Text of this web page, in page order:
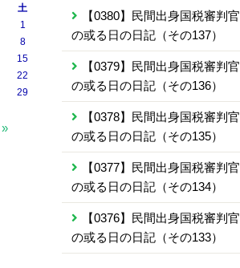
土
1
8
15
22
29
【0380】民間出身国税審判官
の或る日の日記（その137）
【0379】民間出身国税審判官
の或る日の日記（その136）
【0378】民間出身国税審判官
の或る日の日記（その135）
【0377】民間出身国税審判官
の或る日の日記（その134）
【0376】民間出身国税審判官
の或る日の日記（その133）